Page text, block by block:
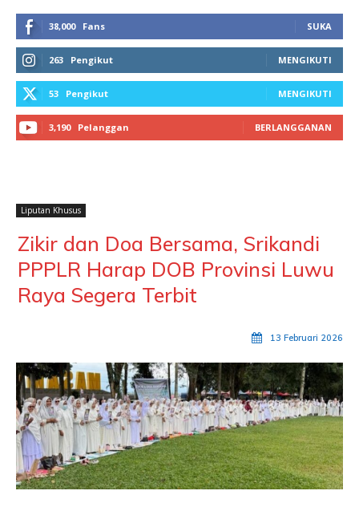
38,000 Fans SUKA
263 Pengikut MENGIKUTI
53 Pengikut MENGIKUTI
3,190 Pelanggan BERLANGGANAN